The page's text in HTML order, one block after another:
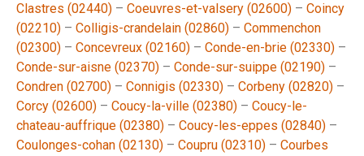
Clastres (02440) – Coeuvres-et-valsery (02600) – Coincy
(02210) – Colligis-crandelain (02860) – Commenchon
(02300) – Concevreux (02160) – Conde-en-brie (02330) –
Conde-sur-aisne (02370) – Conde-sur-suippe (02190) –
Condren (02700) – Connigis (02330) – Corbeny (02820) –
Corcy (02600) – Coucy-la-ville (02380) – Coucy-le-
chateau-auffrique (02380) – Coucy-les-eppes (02840) –
Coulonges-cohan (02130) – Coupru (02310) – Courbes